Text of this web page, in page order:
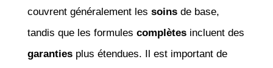
couvrent généralement les soinsde base,
tandis que les formules complètesincluent des
garantiesplus étendues. Il est important de